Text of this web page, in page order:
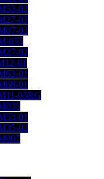
02
03
03
055
02
01
01
01
03RG
01
02